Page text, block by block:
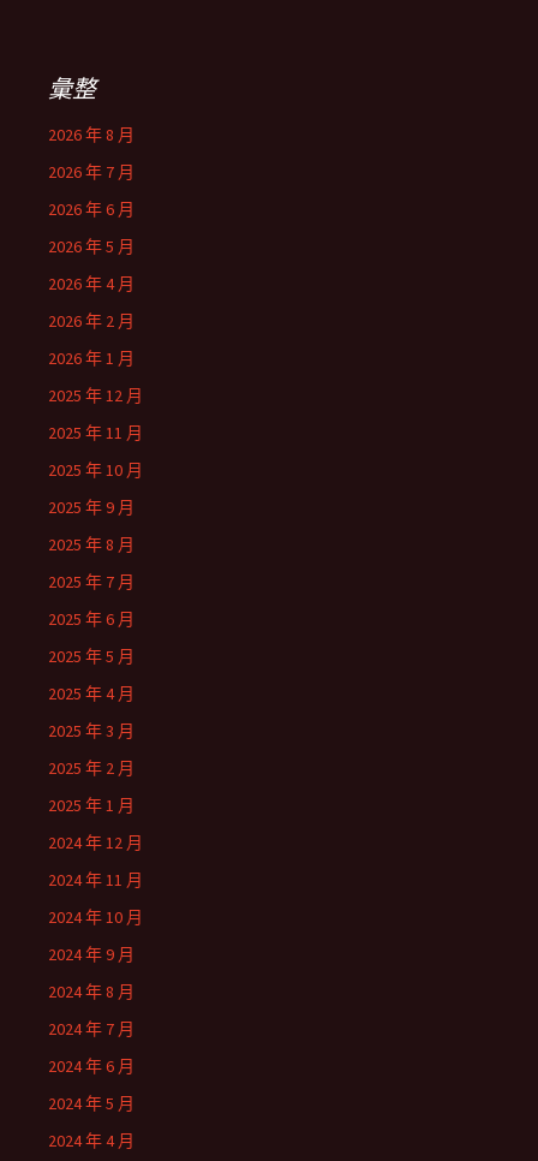
彙整
2026 年 8 月
2026 年 7 月
2026 年 6 月
2026 年 5 月
2026 年 4 月
2026 年 2 月
2026 年 1 月
2025 年 12 月
2025 年 11 月
2025 年 10 月
2025 年 9 月
2025 年 8 月
2025 年 7 月
2025 年 6 月
2025 年 5 月
2025 年 4 月
2025 年 3 月
2025 年 2 月
2025 年 1 月
2024 年 12 月
2024 年 11 月
2024 年 10 月
2024 年 9 月
2024 年 8 月
2024 年 7 月
2024 年 6 月
2024 年 5 月
2024 年 4 月